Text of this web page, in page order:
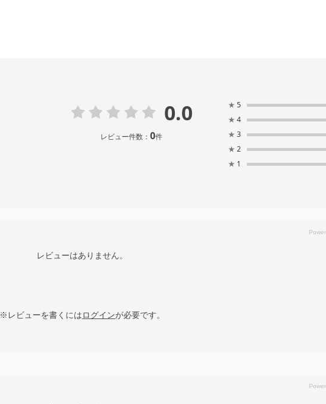
0.0
レビュー件数： 0件
★ 5
★ 4
★ 3
★ 2
★ 1
レビューはありません。
※レビューを書くにはログインが必要です。